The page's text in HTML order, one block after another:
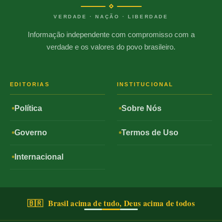
VERDADE · NAÇÃO · LIBERDADE
Informação independente com compromisso com a
verdade e os valores do povo brasileiro.
EDITORIAS
Política
Governo
Internacional
INSTITUCIONAL
Sobre Nós
Termos de Uso
🇧🇷 Brasil acima de tudo, Deus acima de todos